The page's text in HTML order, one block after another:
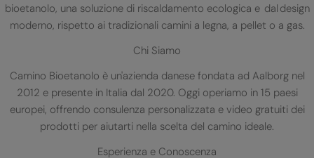
bioetanolo, una soluzione di riscaldamento ecologica e dal design
moderno, rispetto ai tradizionali camini a legna, a pellet o a gas.
Chi Siamo
Camino Bioetanolo è un'azienda danese fondata ad Aalborg nel
2012 e presente in Italia dal 2020. Oggi operiamo in 15 paesi
europei, offrendo consulenza personalizzata e video gratuiti dei
prodotti per aiutarti nella scelta del camino ideale.
Esperienza e Conoscenza